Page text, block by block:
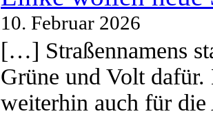
10. Februar 2026
[…] Straßennamens
Grüne und Volt
weiterhin auch für